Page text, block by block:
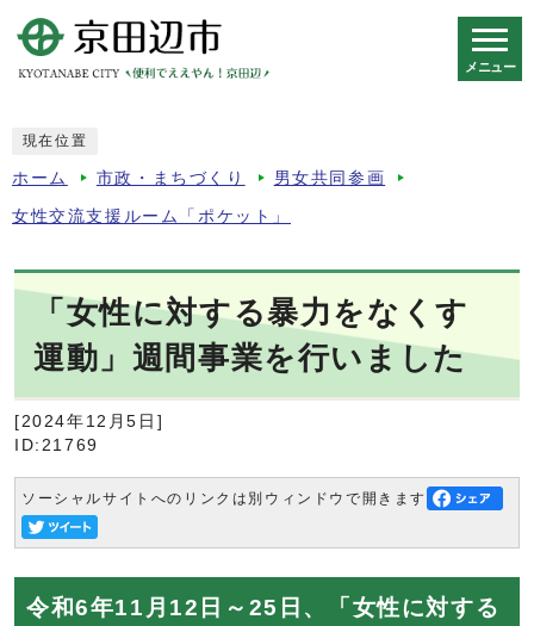
メニュー
現在位置
ホーム 市政・まちづくり 男女共同参画
女性交流支援ルーム「ポケット」
「女性に対する暴力をなくす
運動」週間事業を行いました
[2024年12月5日]
ID:21769
ソーシャルサイトへのリンクは別ウィンドウで開きます
令和6年11月12日～25日、「女性に対する